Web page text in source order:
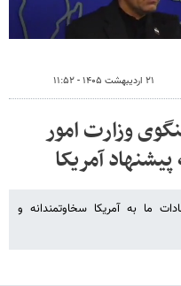
۲۱ اردیبهشت ۱۴۰۵ - ۱۱:۵۲
وزارت امور
آمریکا
ما به آمریکا سخاوتمندانه و